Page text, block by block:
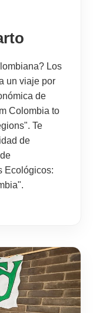
Los
un viaje por
de
Colombia to
Te
de
Ecológicos: